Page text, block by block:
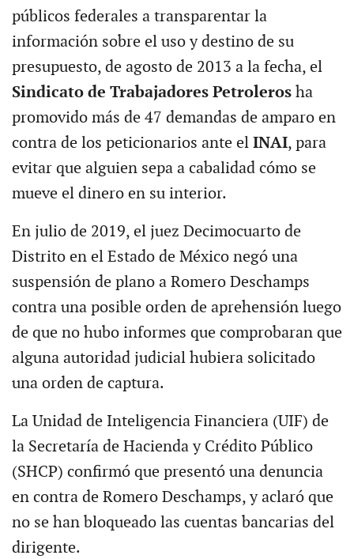
públicos federales a transparentar la
información sobre el uso y destino de su
presupuesto, de agosto de 2013 a la fecha, el
Sindicato de Trabajadores Petrolerosha
promovido más de 47 demandas de amparo en
contra de los peticionarios ante elINAI, para
evitar que alguien sepa a cabalidad cómo se
mueve el dinero en su interior.
En julio de 2019, el juez Decimocuarto de
Distrito en el Estado de México negó una
suspensión de plano a Romero Deschamps
contra una posible orden de aprehensión luego
de que no hubo informes que comprobaran que
alguna autoridad judicial hubiera solicitado
una orden de captura.
La Unidad de Inteligencia Financiera (UIF) de
la Secretaría de Hacienda y Crédito Público
(SHCP) confirmó que presentó una denuncia
en contra de Romero Deschamps, y aclaró que
no se han bloqueado las cuentas bancarias del
dirigente.